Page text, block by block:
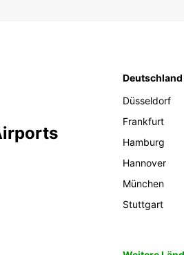
Deutschland
Düsseldorf
Frankfurt
Hamburg
Hannover
München
Stuttgart